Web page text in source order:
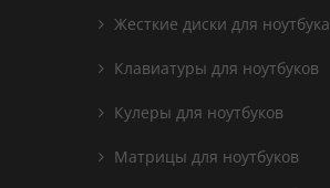
Жесткие диски для ноутбука
Клавиатуры для ноутбуков
Кулеры для ноутбуков
Матрицы для ноутбуков